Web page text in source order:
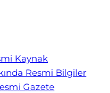
Kaynak
Resmi Bilgiler
Gazete